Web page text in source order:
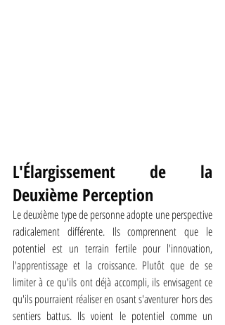
L'Élargissement de la
Deuxième Perception
Le deuxième type de personne adopte une perspective
radicalement différente. Ils comprennent que le
potentiel est un terrain fertile pour l'innovation,
l'apprentissage et la croissance. Plutôt que de se
limiter à ce qu'ils ont déjà accompli, ils envisagent ce
qu'ils pourraient réaliser en osant s'aventurer hors des
sentiers battus. Ils voient le potentiel comme un